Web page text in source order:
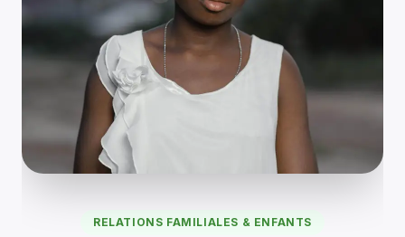
RELATIONS FAMILIALES & ENFANTS